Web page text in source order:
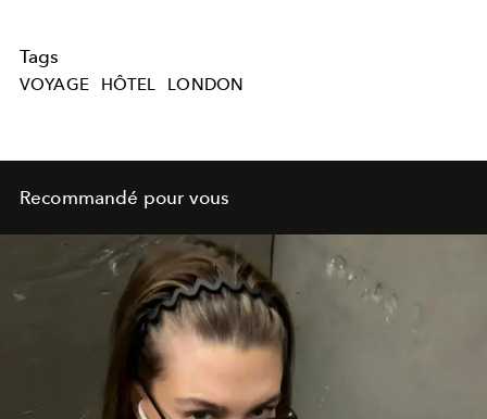
Tags
VOYAGE HÔTEL LONDON
Recommandé pour vous